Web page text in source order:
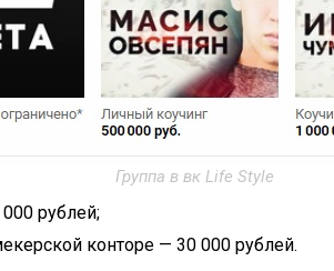
Группа в вк Life Style
рублей;
конторе — 30 000 рублей.